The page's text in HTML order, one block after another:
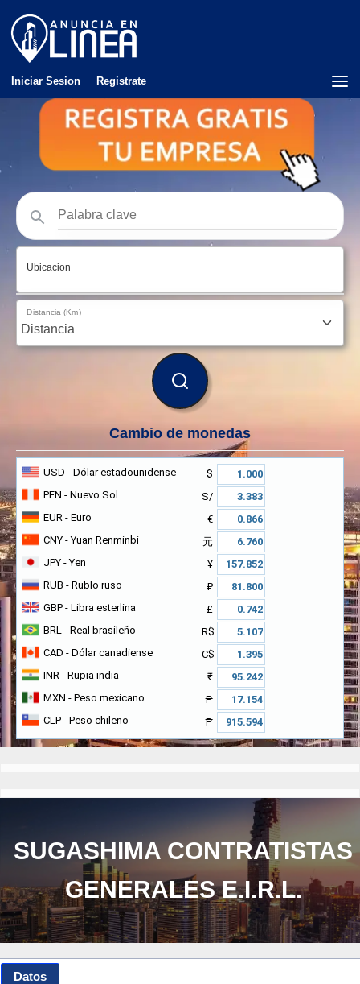
Iniciar Sesion Registrate
Ubicacion
Distancia (Km)
BUSCAR
Cambio de monedas
USD - Dólar estadounidense
$
PEN - Nuevo Sol
S/
EUR - Euro
€
CNY - Yuan Renminbi
元
JPY - Yen
¥
RUB - Rublo ruso
₽
GBP - Libra esterlina
£
BRL - Real brasileño
R$
CAD - Dólar canadiense
C$
INR - Rupia india
₹
MXN - Peso mexicano
₱
CLP - Peso chileno ₱
SUGASHIMA CONTRATISTAS
GENERALES E.I.R.L.
Datos